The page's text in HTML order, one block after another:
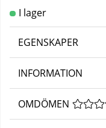
EGENSKAPER
INFORMATION
OMDÖMEN